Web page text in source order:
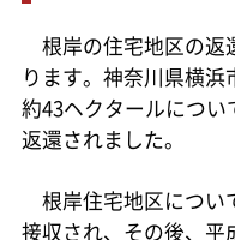
根岸の住宅地区の返
ります。神奈川県横
約43ヘクタールにつ
返還されました。
根岸住宅地区につい
接収され、その後、平